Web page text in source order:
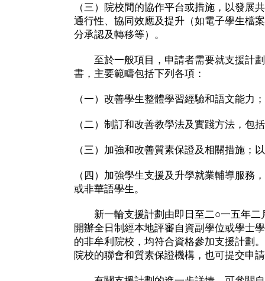
（三）院校間的協作平台或措施，以發展
通行性、協同效應及提升（如電子學生檔
分承認及轉移等）。
至於一般項目，申請者需要就支援計劃
書，主要範疇包括下列各項：
（一）改善學生整體學習經驗和語文能力；
（二）制訂和改善教學法及實踐方法，包
（三）加強和改善質素保證及相關措施；
（四）加強學生支援及升學就業輔導服務
或非華語學生。
新一輪支援計劃由即日至二○一五年二
開辦全日制經本地評審自資副學位或學士
的非牟利院校，均符合資格參加支援計劃
院校的聯會和質素保證機構，也可提交申